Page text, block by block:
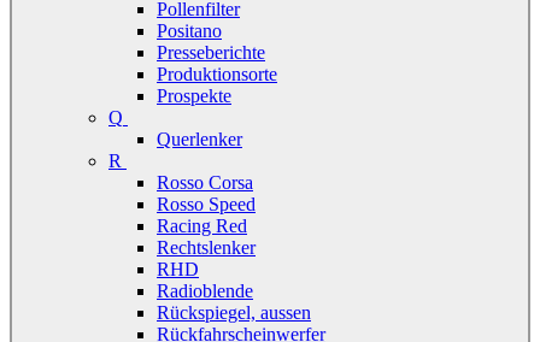
Pollenfilter
Positano
Presseberichte
Produktionsorte
Prospekte
Q
Querlenker
R
Rosso Corsa
Rosso Speed
Racing Red
Rechtslenker
RHD
Radioblende
Rückspiegel, aussen
Rückfahrscheinwerfer